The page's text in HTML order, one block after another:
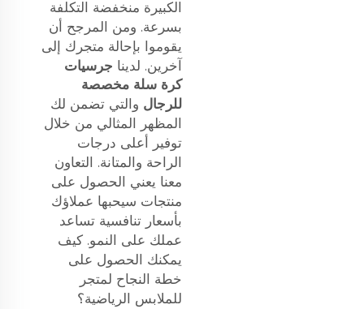
الكبيرة منخفضة التكلفة
بسرعة. ومن المرجح أن
يقوموا بإحالة متجرك إلى
آخرين. لدينا جرسيات
كرة سلة مخصصة
للرجال والتي تضمن لك
المظهر المثالي من خلال
توفير أعلى درجات
الراحة والمتانة. التعاون
معنا يعني الحصول على
منتجات سيحبها عملاؤك
بأسعار تنافسية تساعد
عملك على النمو. كيف
يمكنك الحصول على
خطة النجاح لمتجر
للملابس الرياضية؟